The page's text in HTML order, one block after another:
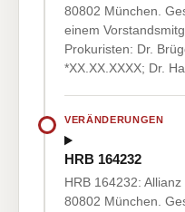
80802 München.
einem
Prokuristen: Dr.
*XX.XX.XXXX; Dr.
VERÄNDERUNGEN
HRB 164232
HRB 164232:
80802 München.